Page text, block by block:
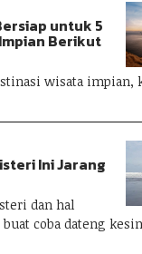
untuk 5
Berikut
wisata impian,
Ini Jarang
dan hal
coba dateng